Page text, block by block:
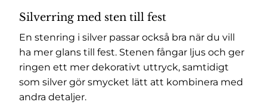
Silverring med sten till fest
En stenring i silver passar också bra när du vill
ha mer glans till fest. Stenen fångar ljus och ger
ringen ett mer dekorativt uttryck, samtidigt
som silver gör smycket lätt att kombinera med
andra detaljer.